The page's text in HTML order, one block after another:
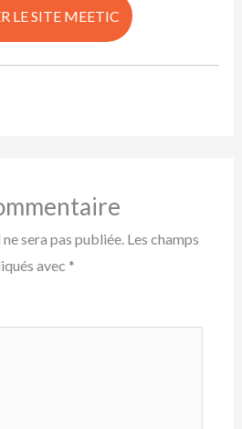
LE SITE MEETIC
sera pas publiée. Les champs
avec *